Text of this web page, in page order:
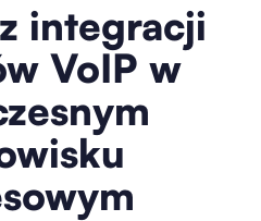
integracji
VoIP w